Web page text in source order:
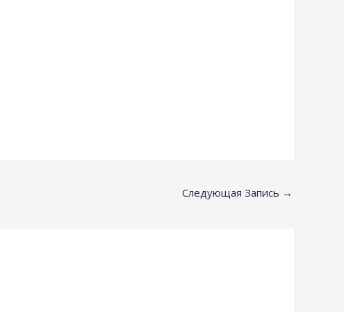
Следующая Запись →